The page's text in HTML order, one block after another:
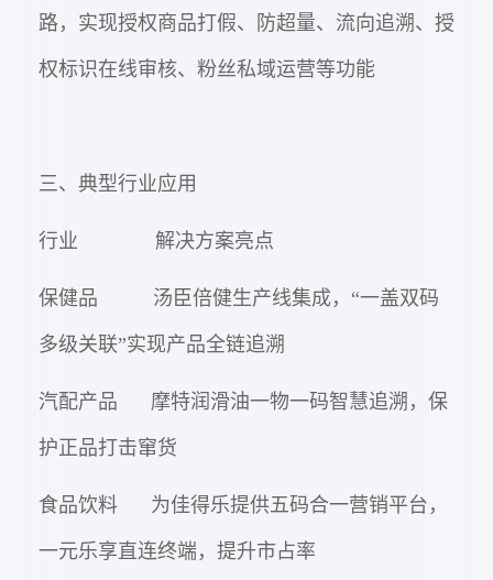
路，实现授权商品打假、防超量、流向追溯、授
权标识在线审核、粉丝私域运营等功能
三、典型行业应用
行业 解决方案亮点
保健品 汤臣倍健生产线集成，“一盖双码
多级关联”实现产品全链追溯
汽配产品 摩特润滑油一物一码智慧追溯，保
护正品打击窜货
食品饮料 为佳得乐提供五码合一营销平台，
一元乐享直连终端，提升市占率